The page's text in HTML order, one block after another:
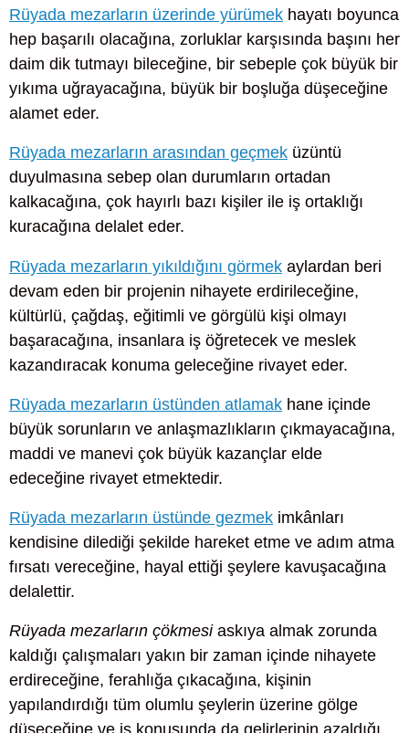
Rüyada mezarların üzerinde yürümek hayatı boyunca
hep başarılı olacağına, zorluklar karşısında başını her
daim dik tutmayı bileceğine, bir sebeple çok büyük bir
yıkıma uğrayacağına, büyük bir boşluğa düşeceğine
alamet eder.
Rüyada mezarların arasından geçmek üzüntü
duyulmasına sebep olan durumların ortadan
kalkacağına, çok hayırlı bazı kişiler ile iş ortaklığı
kuracağına delalet eder.
Rüyada mezarların yıkıldığını görmek aylardan beri
devam eden bir projenin nihayete erdirileceğine,
kültürlü, çağdaş, eğitimli ve görgülü kişi olmayı
başaracağına, insanlara iş öğretecek ve meslek
kazandıracak konuma geleceğine rivayet eder.
Rüyada mezarların üstünden atlamak hane içinde
büyük sorunların ve anlaşmazlıkların çıkmayacağına,
maddi ve manevi çok büyük kazançlar elde
edeceğine rivayet etmektedir.
Rüyada mezarların üstünde gezmek imkânları
kendisine dilediği şekilde hareket etme ve adım atma
fırsatı vereceğine, hayal ettiği şeylere kavuşacağına
delalettir.
Rüyada mezarların çökmesiaskıya almak zorunda
kaldığı çalışmaları yakın bir zaman içinde nihayete
erdireceğine, ferahlığa çıkacağına, kişinin
yapılandırdığı tüm olumlu şeylerin üzerine gölge